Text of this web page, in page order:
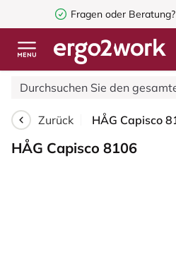
Fragen oder Beratung?
Zurück
HÅG Capisco 8106